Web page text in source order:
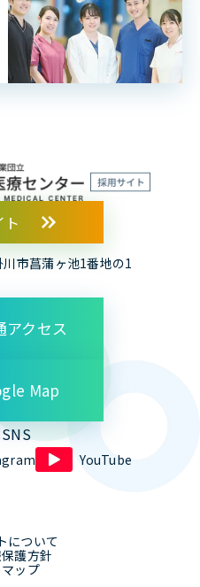
ト
市菖蒲ヶ池1番地の1
アクセス
Map
YouTube
について
護方針
ップ